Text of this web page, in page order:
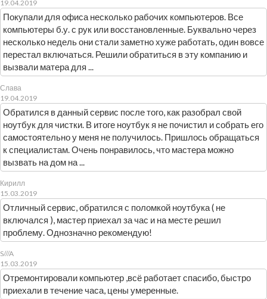
19.04.2019
Покупали для офиса несколько рабочих компьютеров. Все
компьютеры б.у. с рук или восстановленные. Буквально через
несколько недель они стали заметно хуже работать, один вовсе
перестал включаться. Решили обратиться в эту компанию и
вызвали матера для ...
Слава
19.04.2019
Обратился в данный сервис после того, как разобрал свой
ноутбук для чистки. В итоге ноутбук я не почистил и собрать его
самостоятельно у меня не получилось. Пришлось обращаться
к специалистам. Очень понравилось, что мастера можно
вызвать на дом на ...
Кирилл
15.03.2019
Отличный сервис, обратился с поломкой ноутбука ( не
включался ), мастер приехал за час и на месте решил
проблему. Однозначно рекомендую!
S///A
15.03.2019
Отремонтировали компьютер ,всё работает спасибо, быстро
приехали в течение часа, цены умеренные.